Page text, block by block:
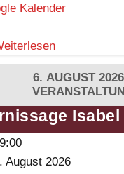
e
o
r
-
r
e
Kalender
6. AUGUST 2026
August 2026